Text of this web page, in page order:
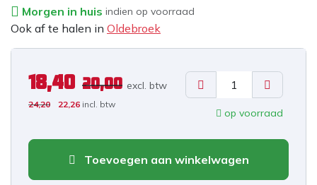
Morgen in huis indien op voorraad
Ook af te halen in Oldebroek
18,40 20,00 excl. btw
24,20 22,26 incl. btw
op voorraad
Toevoegen aan winkelwagen